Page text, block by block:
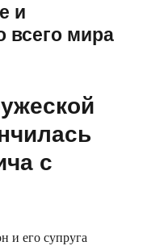
и
всего мира
с
и его супруга